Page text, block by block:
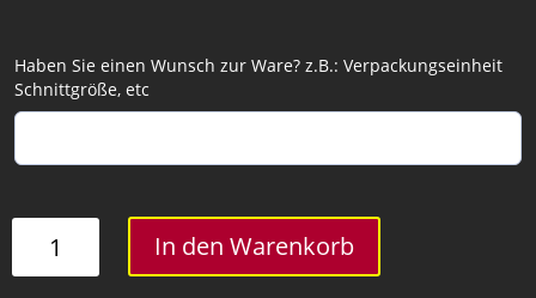
Haben Sie einen Wunsch zur Ware? z.B.: Verpackungseinheit
Schnittgröße, etc
In den Warenkorb